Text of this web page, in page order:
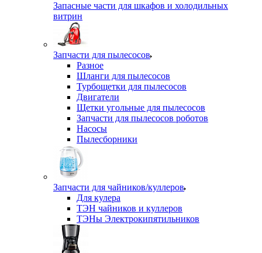
Запасные части для шкафов и холодильных
витрин
Запчасти для пылесосов
Разное
Шланги для пылесосов
Турбощетки для пылесосов
Двигатели
Щетки угольные для пылесосов
Запчасти для пылесосов роботов
Насосы
Пылесборники
Запчасти для чайников/куллеров
Для кулера
ТЭН чайников и куллеров
ТЭНы Электрокипятильников